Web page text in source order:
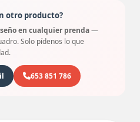
otro producto?
en cualquier prenda—
Solo pídenos lo que
653 851 786